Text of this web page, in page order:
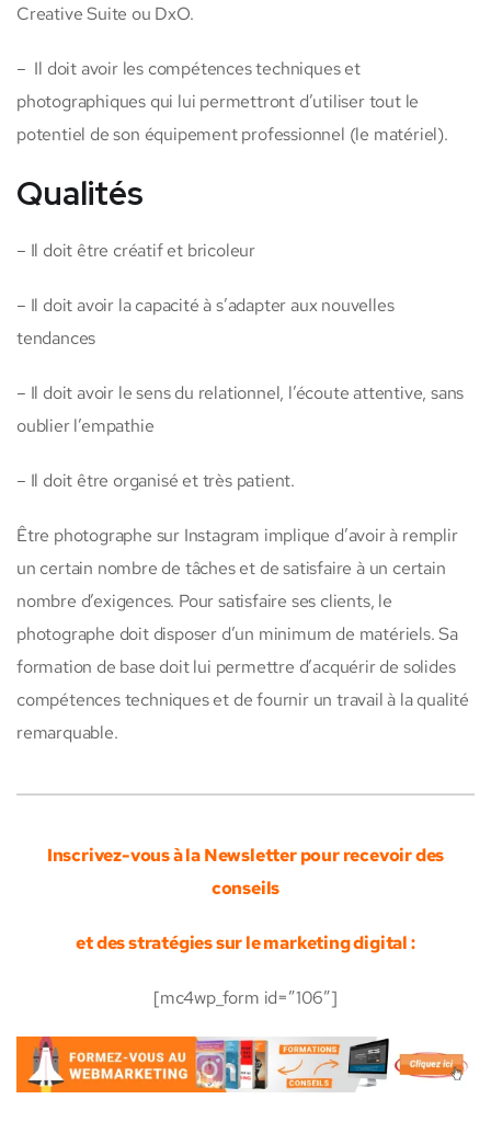
Creative Suite ou DxO.
– Il doit avoir les compétences techniques et
photographiques qui lui permettront d’utiliser tout le
potentiel de son équipement professionnel (le matériel).
Qualités
– Il doit être créatif et bricoleur
– Il doit avoir la capacité à s’adapter aux nouvelles
tendances
– Il doit avoir le sens du relationnel, l’écoute attentive, sans
oublier l’empathie
– Il doit être organisé et très patient.
Être photographe sur Instagram implique d’avoir à remplir
un certain nombre de tâches et de satisfaire à un certain
nombre d’exigences. Pour satisfaire ses clients, le
photographe doit disposer d’un minimum de matériels. Sa
formation de base doit lui permettre d’acquérir de solides
compétences techniques et de fournir un travail à la qualité
remarquable.
Inscrivez-vous à la Newsletter pour recevoir des
conseils
et des stratégies sur le marketing digital :
[mc4wp_form id=”106″]